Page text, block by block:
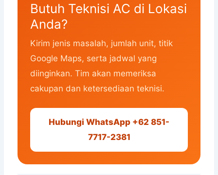
Butuh Teknisi AC di Lokasi
Anda?
Kirim jenis masalah, jumlah unit, titik
Google Maps, serta jadwal yang
diinginkan. Tim akan memeriksa
cakupan dan ketersediaan teknisi.
Hubungi WhatsApp +62 851-
7717-2381